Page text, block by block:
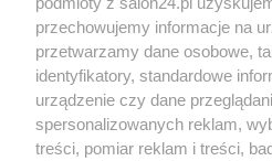
skończyła się porażką –
bardziej ostrożną,
zrezygnował z ambicji,
naprawę błędów
niebem. I właśnie na to
przechowujemy informacje na
przetwarzamy dane osobowe,
identyfikatory, standardowe
urządzenie czy dane
spersonalizowanych reklam,
treści, pomiar reklam i treści,